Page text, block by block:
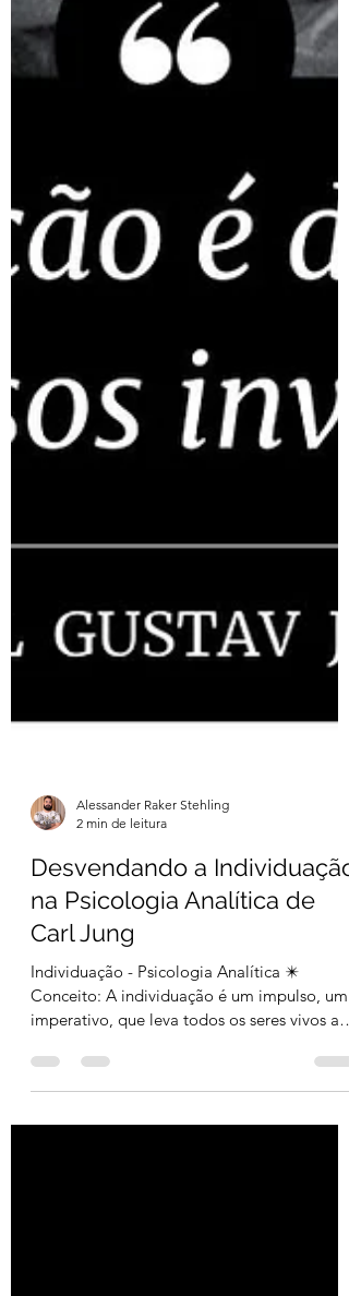
Alessander Raker Stehling
2 min de leitura
Desvendando a Individuação
na Psicologia Analítica de
Carl Jung
Individuação - Psicologia Analítica ✴️
imperativo, que leva todos os seres vivos a
tornarem-se...